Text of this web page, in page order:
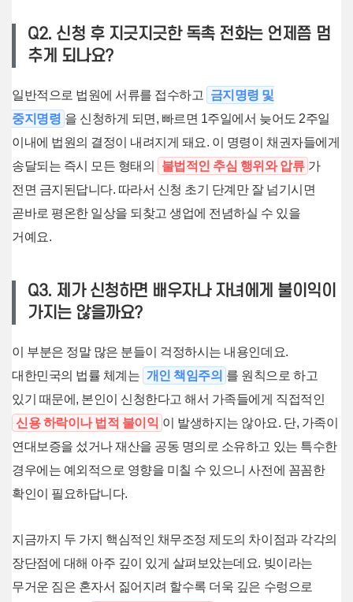
Q2. 신청 후 지긋지긋한 독촉 전화는 언제쯤 멈
추게 되나요?
일반적으로 법원에 서류를 접수하고
금지명령 및
중지명령 을 신청하게 되면, 빠르면 1주일에서 늦어도 2주일
이내에 법원의 결정이 내려지게 돼요. 이 명령이 채권자들에게
송달되는 즉시 모든 형태의
불법적인 추심 행위와 압류 가
전면 금지된답니다. 따라서 신청 초기 단계만 잘 넘기시면
곧바로 평온한 일상을 되찾고 생업에 전념하실 수 있을
거예요.
Q3. 제가 신청하면 배우자나 자녀에게 불이익이
가지는 않을까요?
이 부분은 정말 많은 분들이 걱정하시는 내용인데요.
대한민국의 법률 체계는 개인 책임주의 를 원칙으로 하고
있기 때문에, 본인이 신청한다고 해서 가족들에게 직접적인
신용 하락이나 법적 불이익 이 발생하지는 않아요. 단, 가족이
연대보증을 섰거나 재산을 공동 명의로 소유하고 있는 특수한
경우에는 예외적으로 영향을 미칠 수 있으니 사전에 꼼꼼한
확인이 필요하답니다.
지금까지 두 가지 핵심적인 채무조정 제도의 차이점과 각각의
장단점에 대해 아주 깊이 있게 살펴보았는데요. 빚이라는
무거운 짐은 혼자서 짊어지려 할수록 더욱 깊은 수렁으로